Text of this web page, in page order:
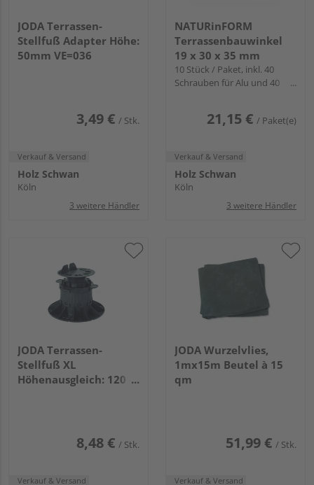
JODA Terrassen-
Stellfuß Adapter Höhe:
50mm VE=036
3,49 € / Stk.
Verkauf & Versand
Holz Schwan
Köln
3 weitere Händler
NATURinFORM
Terrassenbauwinkel
19 x 30 x 35 mm
10 Stück / Paket, inkl. 40
Schrauben für Alu und 40
21,15 € / Paket(e)
Verkauf & Versand
Holz Schwan
Köln
3 weitere Händler
JODA Terrassen-
Stellfuß XL
Höhenausgleich: 120 -
8,48 € / Stk.
Verkauf & Versand
JODA Wurzelvlies,
1mx15m Beutel à 15
qm
51,99 € / Stk.
Verkauf & Versand